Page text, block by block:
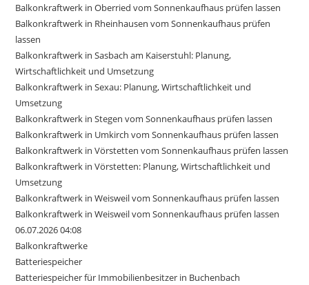
Balkonkraftwerk in Oberried vom Sonnenkaufhaus prüfen lassen
Balkonkraftwerk in Rheinhausen vom Sonnenkaufhaus prüfen
lassen
Balkonkraftwerk in Sasbach am Kaiserstuhl: Planung,
Wirtschaftlichkeit und Umsetzung
Balkonkraftwerk in Sexau: Planung, Wirtschaftlichkeit und
Umsetzung
Balkonkraftwerk in Stegen vom Sonnenkaufhaus prüfen lassen
Balkonkraftwerk in Umkirch vom Sonnenkaufhaus prüfen lassen
Balkonkraftwerk in Vörstetten vom Sonnenkaufhaus prüfen lassen
Balkonkraftwerk in Vörstetten: Planung, Wirtschaftlichkeit und
Umsetzung
Balkonkraftwerk in Weisweil vom Sonnenkaufhaus prüfen lassen
Balkonkraftwerk in Weisweil vom Sonnenkaufhaus prüfen lassen
06.07.2026 04:08
Balkonkraftwerke
Batteriespeicher
Batteriespeicher für Immobilienbesitzer in Buchenbach